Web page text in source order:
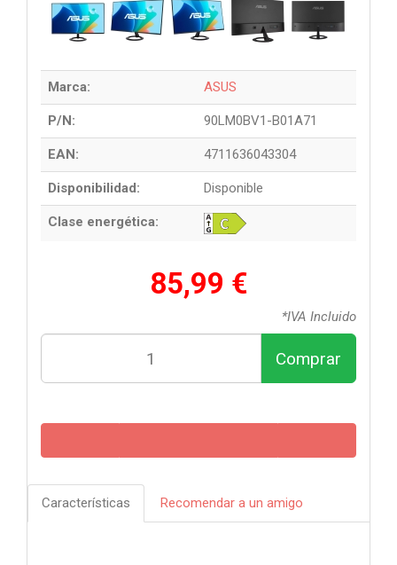
Marca: ASUS
P/N: 90LM0BV1-B01A71
EAN: 4711636043304
Disponibilidad: Disponible
Clase energética:
85,99 €
*IVA Incluido
Comprar
Características Recomendar a un amigo